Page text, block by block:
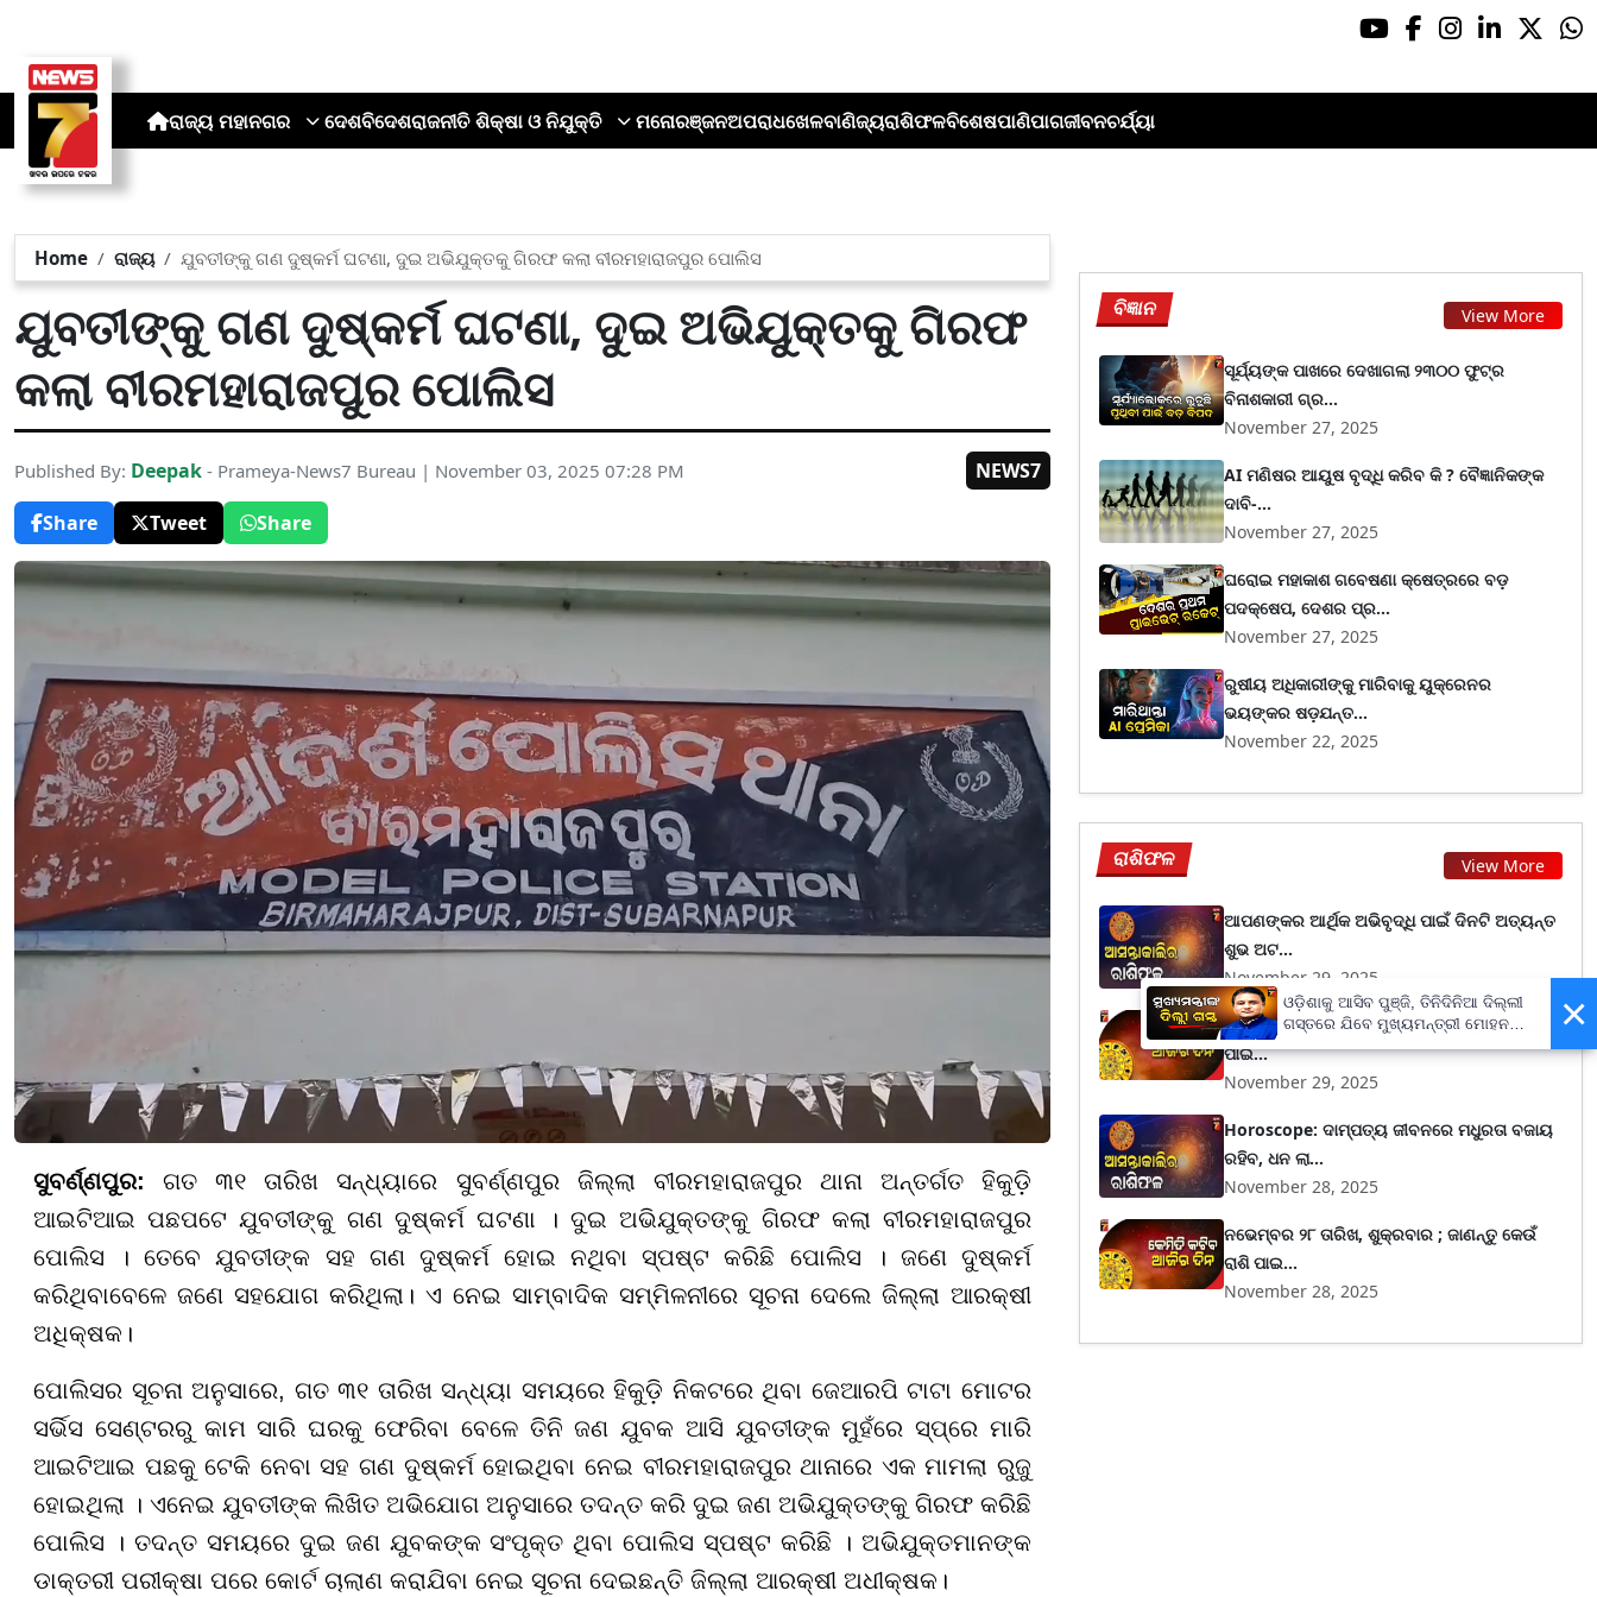
ରାଜ୍ୟ ମହାନଗର ଦେଶବିଦେଶରାଜନୀତି ଶିକ୍ଷା ଓ ନିଯୁକ୍ତି ମନୋରଞ୍ଜନଅପରାଧଖେଳବାଣିଜ୍ୟରାଶିଫଳବିଶେଷପାଣିପାଗଜୀବନଚର୍ଯ୍ୟା
Home ରାଜ୍ୟ ଯୁବତୀଙ୍କୁ ଗଣ ଦୁଷ୍କର୍ମ ଘଟଣା, ଦୁଇ ଅଭିଯୁକ୍ତକୁ ଗିରଫ କଲା ବୀରମହାରାଜପୁର ପୋଲିସ
ଯୁବତୀଙ୍କୁ ଗଣ ଦୁଷ୍କର୍ମ ଘଟଣା, ଦୁଇ ଅଭିଯୁକ୍ତକୁ ଗିରଫ
କଲା ବୀରମହାରାଜପୁର ପୋଲିସ
Published By: Deepak - Prameya-News7 Bureau | November 03, 2025 07:28 PM
NEWS7
Share
Tweet Share
ସୁବର୍ଣ୍ଣପୁର:ଗତ ୩୧ ତାରିଖ ସନ୍ଧ୍ୟାରେ ସୁବର୍ଣ୍ଣପୁର ଜିଲ୍ଲା ବୀରମହାରାଜପୁର ଥାନା ଅନ୍ତର୍ଗତ ହିକୁଡ଼ି
ଆଇଟିଆଇ ପଛପଟେ ଯୁବତୀଙ୍କୁ ଗଣ ଦୁଷ୍କର୍ମ ଘଟଣା । ଦୁଇ ଅଭିଯୁକ୍ତଙ୍କୁ ଗିରଫ କଲା ବୀରମହାରାଜପୁର
ପୋଲିସ ।ତେବେ ଯୁବତୀଙ୍କ ସହ ଗଣ ଦୁଷ୍କର୍ମ ହୋଇ ନଥିବା ସ୍ପଷ୍ଟ କରିଛି ପୋଲିସ । ଜଣେ ଦୁଷ୍କର୍ମ
କରିଥିବାବେଳେ ଜଣେ ସହଯୋଗ କରିଥିଲା । ଏ ନେଇ ସାମ୍ବାଦିକ ସମ୍ମିଳନୀରେ ସୂଚନା ଦେଲେ ଜିଲ୍ଲା ଆରକ୍ଷୀ
ଅଧିକ୍ଷକ।
ପୋଲିସର ସୂଚନା ଅନୁସାରେ, ଗତ ୩୧ ତାରିଖ ସନ୍ଧ୍ୟା ସମୟରେ ହିକୁଡ଼ି ନିକଟରେ ଥିବା ଜେଆରପି ଟାଟା ମୋଟର
ସର୍ଭିସ ସେଣ୍ଟରରୁ କାମ ସାରି ଘରକୁ ଫେରିବା ବେଳେ ତିନି ଜଣ ଯୁବକ ଆସି ଯୁବତୀଙ୍କ ମୁହଁରେ ସ୍ପ୍ରେ ମାରି
ଆଇଟିଆଇ ପଛକୁ ଟେକି ନେବା ସହ ଗଣ ଦୁଷ୍କର୍ମ ହୋଇଥିବା ନେଇ ବୀରମହାରାଜପୁର ଥାନାରେ ଏକ ମାମଲା ରୁଜୁ
ହୋଇଥିଲା । ଏନେଇ ଯୁବତୀଙ୍କ ଲିଖିତ ଅଭିଯୋଗ ଅନୁସାରେ ତଦନ୍ତ କରି ଦୁଇ ଜଣ ଅଭିଯୁକ୍ତଙ୍କୁ ଗିରଫ କରିଛି
ପୋଲିସ । ତଦନ୍ତ ସମୟରେ ଦୁଇ ଜଣ ଯୁବକଙ୍କ ସଂପୃକ୍ତ ଥିବା ପୋଲିସ ସ୍ପଷ୍ଟ କରିଛି । ଅଭିଯୁକ୍ତମାନଙ୍କ
ଡାକ୍ତରୀ ପରୀକ୍ଷା ପରେ କୋର୍ଟ ଚାଲାଣ କରାଯିବା ନେଇ ସୂଚନା ଦେଇଛନ୍ତି ଜିଲ୍ଲା ଆରକ୍ଷୀ ଅଧୀକ୍ଷକ।
ବିଜ୍ଞାନ View More
ସୂର୍ଯ୍ୟଙ୍କ ପାଖରେ ଦେଖାଗଲା ୨୩୦୦ ଫୁଟ୍‌ର
ବିନାଶକାରୀ ଗ୍ର...
November 27, 2025
AI ମଣିଷର ଆୟୁଷ ବୃଦ୍ଧି କରିବ କି ? ବୈଜ୍ଞାନିକଙ୍କ
ଦାବି-...
November 27, 2025
ଘରୋଇ ମହାକାଶ ଗବେଷଣା କ୍ଷେତ୍ରରେ ବଡ଼
ପଦକ୍ଷେପ, ଦେଶର ପ୍ର...
November 27, 2025
ରୁଷୀୟ ଅଧିକାରୀଙ୍କୁ ମାରିବାକୁ ୟୁକ୍ରେନର
ଭୟଙ୍କର ଷଡ଼ଯନ୍ତ...
November 22, 2025
ରାଶିଫଳ View More
ଆପଣଙ୍କର ଆର୍ଥିକ ଅଭିବୃଦ୍ଧି ପାଇଁ ଦିନଟି ଅତ୍ୟନ୍ତ
ଶୁଭ ଅଟ...
November 29, 2025
ନଭେମ୍ବର ୨୯ ତାରିଖ, ଶନିବାର ; ଜାଣନ୍ତୁ କେଉଁ ରାଶି
ପାଇଁ...
November 29, 2025
Horoscope: ଦାମ୍ପତ୍ୟ ଜୀବନରେ ମଧୁରତା ବଜାୟ
ରହିବ, ଧନ ଲା...
November 28, 2025
ନଭେମ୍ବର ୨୮ ତାରିଖ, ଶୁକ୍ରବାର ; ଜାଣନ୍ତୁ କେଉଁ
ରାଶି ପାଇ...
November 28, 2025
×
ଓଡ଼ିଶାକୁ ଆସିବ ପୁଞ୍ଜି, ତିନିଦିନିଆ ଦିଲ୍ଲୀ
ଗସ୍ତରେ ଯିବେ ମୁଖ୍ୟମନ୍ତ୍ରୀ ମୋହନ